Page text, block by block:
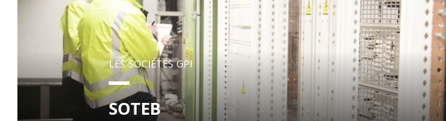
LES SOCIÉTÉS GPI
SOTEB